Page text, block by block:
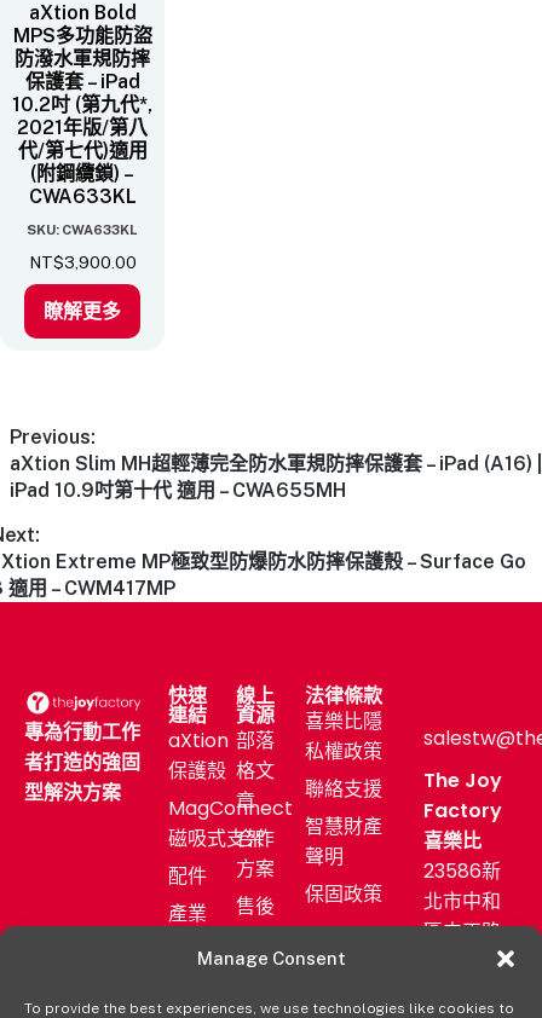
Manage Consent
To provide the best experiences, we use technologies like cookies to
aXtion Bold
MPS多功能防盜
防潑水軍規防摔
保護套 – iPad
10.2吋 (第九代*,
2021年版/第八
代/第七代)​適用
(附鋼纜鎖) –
CWA633KL
SKU: CWA633KL
NT$3,900.00
瞭解更多
Previous:
aXtion Slim MH超輕薄完全防水軍規防摔保護套 – iPad (A16) |
iPad 10.9吋第十代 適用 – CWA655MH
Extreme MP極致型防爆防水防摔保護殼 – Surface Go
適用 – CWM417MP
專為行動工作
者打造的強固
型解決方案
快速
連結
aXtion
保護殼
MagConnect
磁吸式支架
配件
產業
aXtion→
線上
資源
部落
格文
章
合作
方案
售後
服務
新聞
發佈
法律條款
喜樂比隱
私權政策
聯絡支援
智慧財產
聲明
保固政策
The Joy
Factory
喜樂比
23586新
北市中和
區中正路
872號11F
(02)